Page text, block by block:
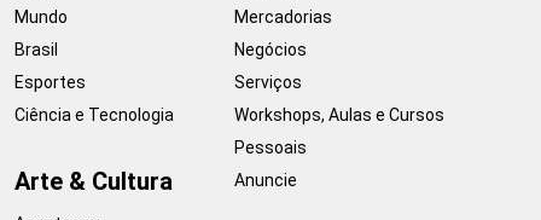
Mundo
Brasil
Esportes
Ciência e Tecnologia
Arte & Cultura
Mercadorias
Negócios
Serviços
Workshops, Aulas e Cursos
Pessoais
Anuncie